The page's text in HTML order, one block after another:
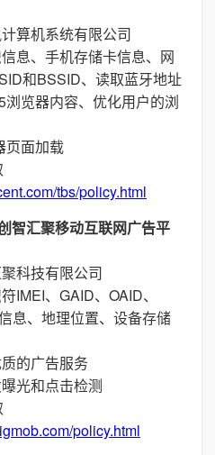
算机系统有限公司
息、手机存储卡信息、网
和BSSID、读取蓝牙地址
览器内容、优化用户的浏
页面加载
tbs/policy.html
智汇聚移动互联网广告平
科技有限公司
IMEI、GAID、OAID、
息、地理位置、设备存储
的广告服务
光和点击检测
policy.html